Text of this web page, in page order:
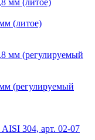
(литое)
(регулируемый